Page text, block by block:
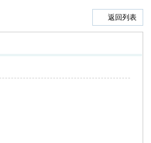
返回列表